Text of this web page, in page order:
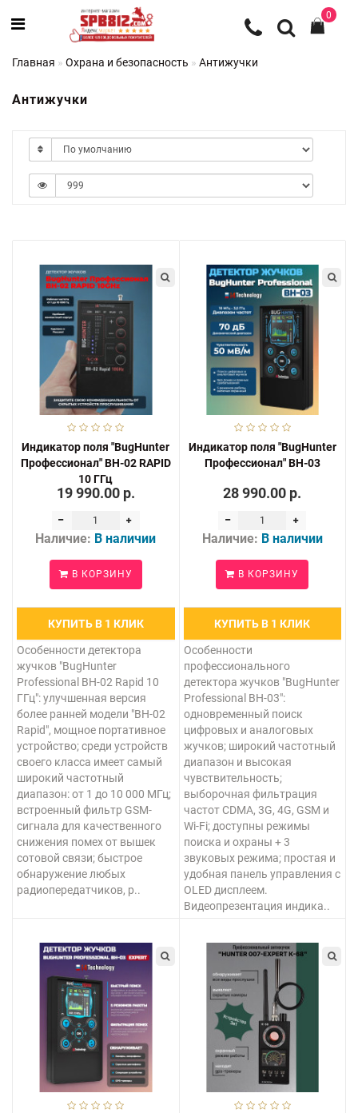
0
Главная Охрана и безопасность Антижучки
Антижучки
Индикатор поля "BugHunter
Профессионал" BH-02 RAPID
10 ГГц
19 990.00 р.
Наличие: В наличии
В КОРЗИНУ
КУПИТЬ В 1 КЛИК
Особенности детектора
жучков "BugHunter
Professional BH-02 Rapid 10
ГГц": улучшенная версия
более ранней модели "BH-02
Rapid", мощное портативное
устройство; среди устройств
своего класса имеет самый
широкий частотный
диапазон: от 1 до 10 000 МГц;
встроенный фильтр GSM-
сигнала для качественного
снижения помех от вышек
сотовой связи; быстрое
обнаружение любых
радиопередатчиков, р..
Индикатор поля "BugHunter
Профессионал" BH-03
28 990.00 р.
Наличие: В наличии
В КОРЗИНУ
КУПИТЬ В 1 КЛИК
Особенности
профессионального
детектора жучков "BugHunter
Professional BH-03":
одновременный поиск
цифровых и аналоговых
жучков; широкий частотный
диапазон и высокая
чувствительность;
выборочная фильтрация
частот CDMA, 3G, 4G, GSM и
Wi-Fi; доступны режимы
поиска и охраны + 3
звуковых режима; простая и
удобная панель управления с
OLED дисплеем.
Видеопрезентация индика..